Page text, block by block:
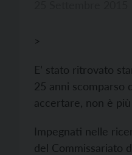
>
E’ stato ritrovato
25 anni scomparso
accertare, non è
Impegnati nelle
del Commissariato